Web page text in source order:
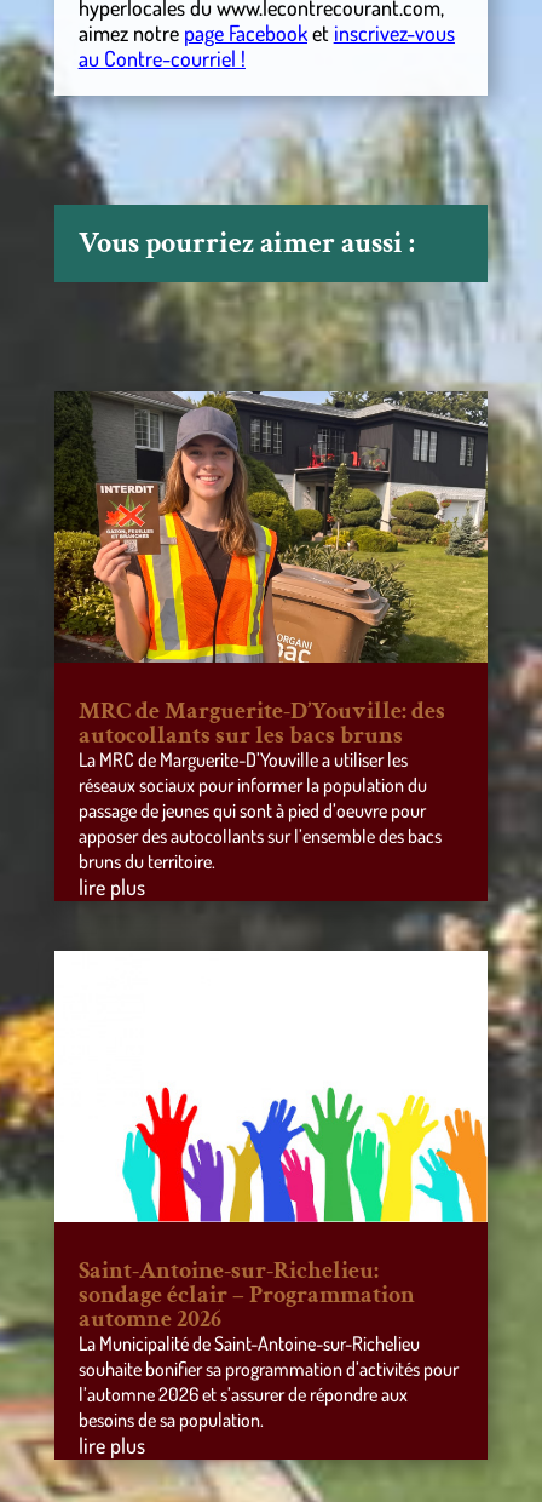
hyperlocalesdu www.lecontrecourant.com,
aimez notre page Facebooket inscrivez-vous
au Contre-courriel !
Vous pourriez aimer aussi :
MRC de Marguerite-D’Youville: des
autocollants sur les bacs bruns
La MRC de Marguerite-D’Youville a utiliser les
réseaux sociaux pour informer la population du
passage de jeunes qui sont à pied d’oeuvre pour
apposer des autocollants sur l’ensemble des bacs
bruns du territoire.
lire plus
Saint-Antoine-sur-Richelieu:
sondage éclair – Programmation
automne 2026
La Municipalité de Saint-Antoine-sur-Richelieu
souhaite bonifier sa programmation d’activités pour
l’automne 2026 et s’assurer de répondre aux
besoins de sa population.
lire plus